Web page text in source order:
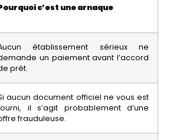
c’est une arnaque
établissement sérieux ne
un paiement avant l’accord
prêt.
aucun document officiel ne vous est
il s’agit probablement d’une
frauduleuse.